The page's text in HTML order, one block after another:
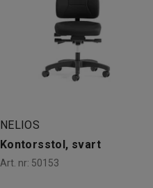
NELIOS
Kontorsstol, svart
Art. nr: 50153